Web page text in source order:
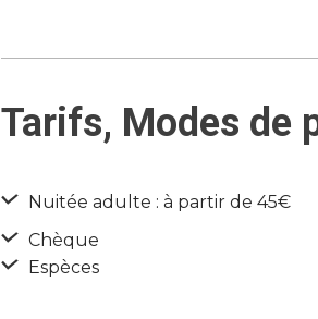
Tarifs, Modes de
Nuitée adulte : à partir de 45€
Chèque
Espèces